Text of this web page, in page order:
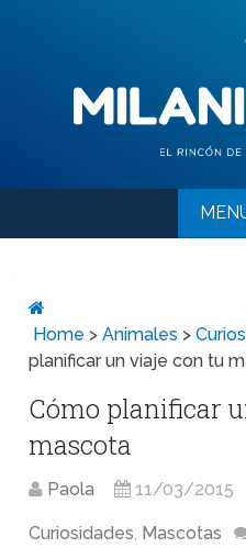
Home >Animales >
planificar un viaje con tu
Cómo planificar
mascota
Paola 11/03/2015
Curiosidades, Mascotas